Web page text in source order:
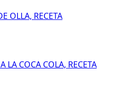
OLLA, RECETA
LA COCA COLA, RECETA